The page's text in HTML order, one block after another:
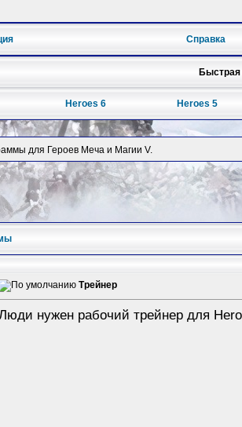
Справка
Heroes 6 Heroes 5
для Героев Меча и Магии V.
Трейнер
нужен рабочий трейнер для